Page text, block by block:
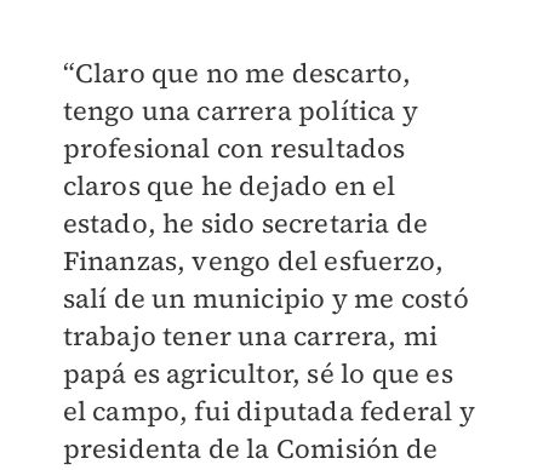
“Claro que no me descarto,
tengo una carrera política y
profesional con resultados
claros que he dejado en el
estado, he sido secretaria de
Finanzas, vengo del esfuerzo,
salí de un municipio y me costó
trabajo tener una carrera, mi
papá es agricultor, sé lo que es
el campo, fui diputada federal y
presidenta de la Comisión de